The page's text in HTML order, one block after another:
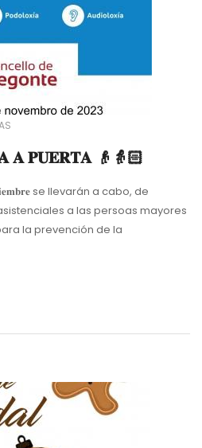
𝐀 𝐏𝐔𝐄𝐑𝐓𝐀 👴👵🏻
se llevarán a cabo, de
a las persoas mayores
para la prevención de la